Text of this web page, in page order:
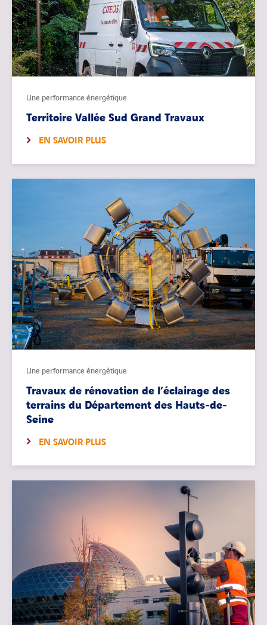
Une performance énergétique
Territoire Vallée Sud Grand Travaux
EN SAVOIR PLUS
Une performance énergétique
Travaux de rénovation de l’éclairage des
terrains du Département des Hauts-de-
Seine
EN SAVOIR PLUS